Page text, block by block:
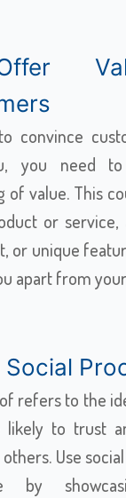
convince
you need
of value. This
or
or unique
apart from
Social
refers to the
likely to trust
Use
by